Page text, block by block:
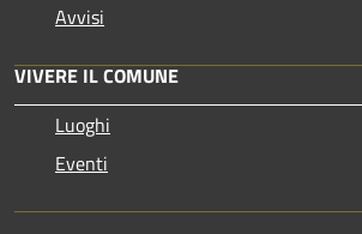
Avvisi
VIVERE IL COMUNE
Luoghi
Eventi